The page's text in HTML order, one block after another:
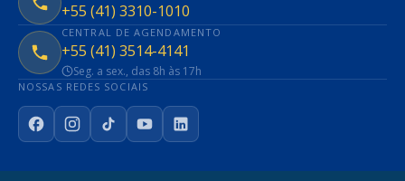
+55 (41) 3310-1010
CENTRAL DE AGENDAMENTO
+55 (41) 3514-4141
Seg. a sex., das 8h às 17h
NOSSAS REDES SOCIAIS
FacebookInstagram
TikTokYouTubeLinkedIn